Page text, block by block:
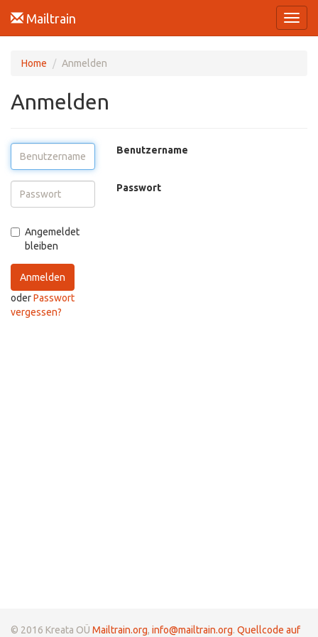
Mailtrain
Home Anmelden
Anmelden
Benutzername
Passwort
Angemeldet
bleiben
Anmelden
oderPasswort
vergessen?
© 2016 Kreata OÜ Mailtrain.org, info@mailtrain.org. Quellcode auf